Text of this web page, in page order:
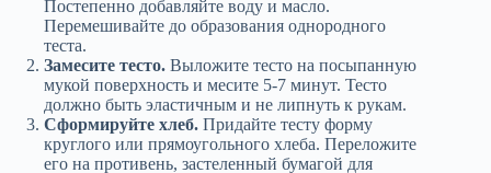
Постепенно добавляйте воду и масло.
Перемешивайте до образования однородного
теста.
Замесите тесто. Выложите тесто на посыпанную
мукой поверхность и месите 5-7 минут. Тесто
должно быть эластичным и не липнуть к рукам.
Сформируйте хлеб. Придайте тесту форму
круглого или прямоугольного хлеба. Переложите
его на противень, застеленный бумагой для